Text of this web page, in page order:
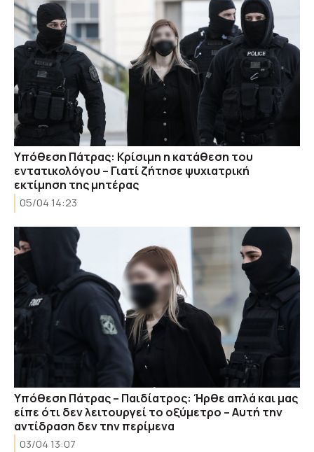
Υπόθεση Πάτρας: Κρίσιμη η κατάθεση του
εντατικολόγου – Γιατί ζήτησε ψυχιατρική
εκτίμηση της μητέρας
05/04 14:23
Υπόθεση Πάτρας – Παιδίατρος: Ήρθε απλά και μας
είπε ότι δεν λειτουργεί το οξύμετρο – Αυτή την
αντίδραση δεν την περίμενα
03/04 13:07